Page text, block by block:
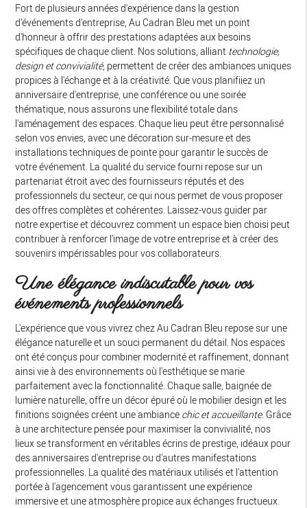
Fort de plusieurs années d'expérience dans la gestion
d'événements d'entreprise, Au Cadran Bleu met un point
d'honneur à offrir des prestations adaptées aux besoins
spécifiques de chaque client. Nos solutions, alliant technologie,
design et convivialité, permettent de créer des ambiances uniques
propices à l'échange et à la créativité. Que vous planifiiez un
anniversaire d'entreprise, une conférence ou une soirée
thématique, nous assurons une flexibilité totale dans
l'aménagement des espaces. Chaque lieu peut être personnalisé
selon vos envies, avec une décoration sur-mesure et des
installations techniques de pointe pour garantir le succès de
votre événement. La qualité du service fourni repose sur un
partenariat étroit avec des fournisseurs réputés et des
professionnels du secteur, ce qui nous permet de vous proposer
des offres complètes et cohérentes. Laissez-vous guider par
notre expertise et découvrez comment un espace bien choisi peut
contribuer à renforcer l'image de votre entreprise et à créer des
souvenirs impérissables pour vos collaborateurs.
Une élégance indiscutable pour vos
événements professionnels
L'expérience que vous vivrez chez Au Cadran Bleu repose sur une
élégance naturelle et un souci permanent du détail. Nos espaces
ont été conçus pour combiner modernité et raffinement, donnant
ainsi vie à des environnements où l'esthétique se marie
parfaitement avec la fonctionnalité. Chaque salle, baignée de
lumière naturelle, offre un décor épuré où le mobilier design et les
finitions soignées créent une ambiance chic et accueillante. Grâce
à une architecture pensée pour maximiser la convivialité, nos
lieux se transforment en véritables écrins de prestige, idéaux pour
des anniversaires d'entreprise ou d'autres manifestations
professionnelles. La qualité des matériaux utilisés et l'attention
portée à l'agencement vous garantissent une expérience
immersive et une atmosphère propice aux échanges fructueux.